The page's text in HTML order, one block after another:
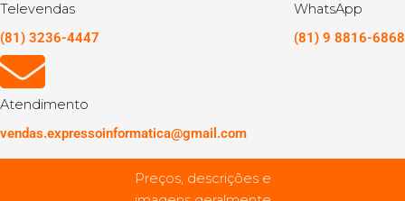
Televendas
(81) 3236-4447
WhatsApp
(81) 9 8816-6868
Atendimento
vendas.expressoinformatica@gmail.com
Preços, descrições e